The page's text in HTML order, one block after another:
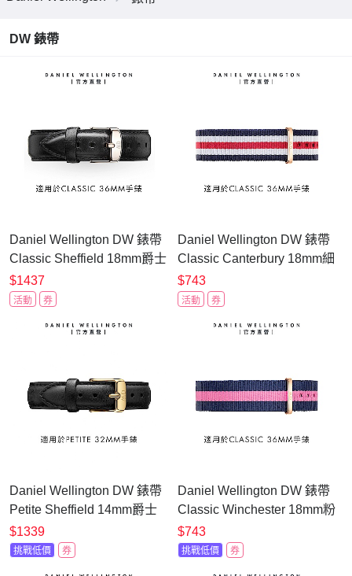
DW 錶帶
Daniel Wellington DW 錶帶
Classic Sheffield 18mm爵士
黑真皮錶帶-銀
DW00200053
$1437
活動 券
Daniel Wellington DW 錶帶
Classic Canterbury 18mm細
紋藍白紅織紋錶帶-玫瑰金
DW00200030
$743
活動 券
Daniel Wellington DW 錶帶
Petite Sheffield 14mm爵士
黑真皮錶帶-香檳金
DW00200233
$1339
挑戰低價 券
Daniel Wellington DW 錶帶
Classic Winchester 18mm粉
藍織紋錶帶-玫瑰金
DW00200033
$743
挑戰低價 券